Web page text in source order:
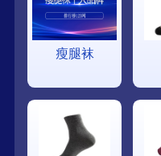
瘦腿袜